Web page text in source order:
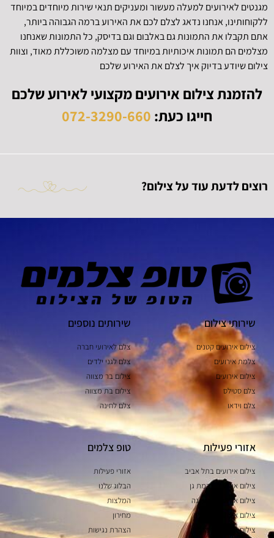
מגנטים לאירועים למעלה מעשור ומעניקים תנאי שירות מיוחדים במיוחד
ללקוחותינו, אנחנו נדאג לצלם לכם את האירוע ברמה הגבוהה ביותר,
אתם תקבלו את התמונות גם באלבום וגם בדיסק, כל התמונות שאנחנו
מצלמים הם תמונות איכותיות במיוחד עם מצלמה משוכללת מאוד, וצוות
צילום שיודע בדיוק איך לצלם את האירוע שלכם
להזמנת צילום אירועים מקצועי לאירוע שלכם
חייגו כעת: 072-3290-660
רוצים לדעת עוד על צילום?
שירותי צילום
צילום אירועים קטנים
צלמת אירועים
צילום אירועים
צלם סטילס
צלם וידאו
שירותים נוספים
צלם לאירועי חברה
צלם לגני ילדים
צילום בר מצווה
צילום בת מצווה
צלם לחינה
אזורי פעילות
צילום אירועים בתל אביב
צילום אירועים ברמת גן
צילום אירועים ברעננה
צילום אירועים בחדרה
צילום אירועים במרכז
טופ צלמים
אזורי פעילות
הבלוג שלנו
המלצות
מחירון
הצהרת נגישות